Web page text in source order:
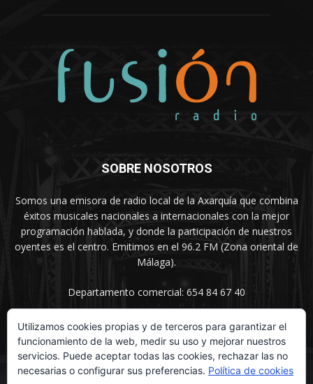
SOBRE NOSOTROS
Somos una emisora de radio local de la Axarquía que combina
éxitos musicales nacionales a internacionales con la mejor
programación hablada, y donde la participación de nuestros
oyentes es el centro. Emitimos en el 96.2 FM (Zona oriental de
Málaga).
Departamento comercial: 654 84 67 40
SÍGUENOS
Utilizamos cookies propias y de terceros para garantizar el
funcionamiento de la web, medir su uso y mejorar nuestros
servicios. Puede aceptar todas las cookies, rechazar las no
necesarias o configurar sus preferencias. Política de cookies